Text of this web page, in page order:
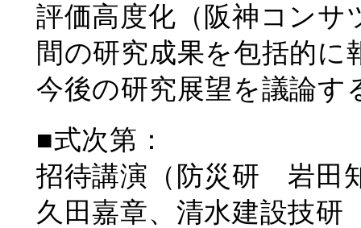
評価高度化（阪神コンサ
間の研究成果を包括的
今後の研究展望を議論す
■式次第：
招待講演（防災研 岩田
久田嘉章、清水建設技